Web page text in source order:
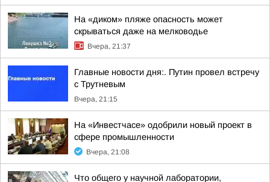
На «диком» пляже опасность может
скрываться даже на мелководье
Вчера, 21:37
Главные новости дня:. Путин провел встречу
с Трутневым
Вчера, 21:15
На «Инвестчасе» одобрили новый проект в
сфере промышленности
Вчера, 21:08
Что общего у научной лаборатории,